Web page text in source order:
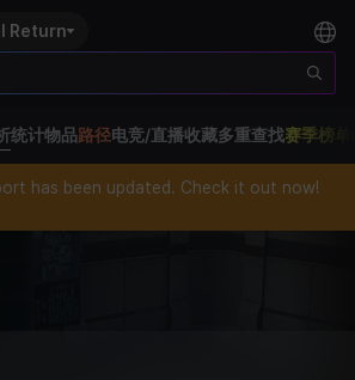
Return
统计物品路径电竞/直播收藏多重查找赛季榜单
has been updated. Check it out now!